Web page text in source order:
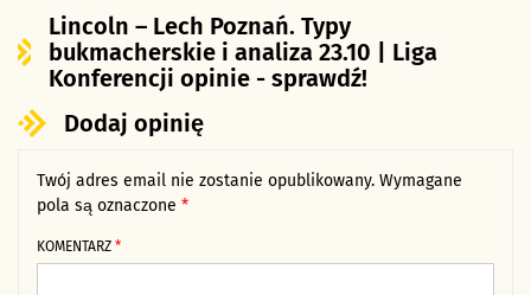
Lincoln – Lech Poznań. Typy
bukmacherskie i analiza 23.10 | Liga
Konferencji opinie - sprawdź!
Dodaj opinię
Twój adres email nie zostanie opublikowany. Wymagane
pola są oznaczone *
KOMENTARZ *
Alternative: